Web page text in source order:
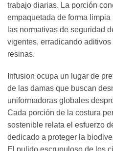
trabajo diarias. La porción
empaquetada de forma
las normativas de seguridad
vigentes, erradicando
resinas.
Infusion ocupa un lugar de
de las damas que buscan
uniformadoras globales
Cada porción de la costura
sostenible relata el esfuerzo
dedicado a proteger la